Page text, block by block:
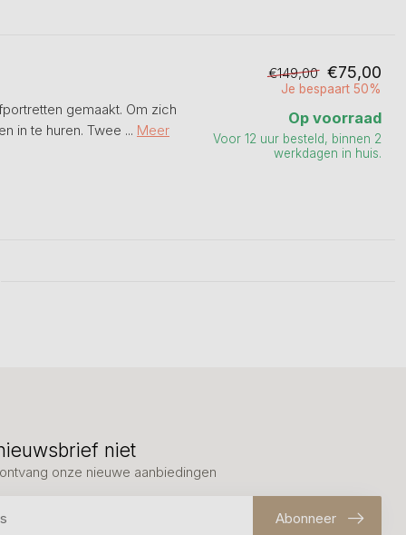
gemaakt. Om zich
in te huren. Twee ... Meer
€149,00 €75,00
Je bespaart 50%
Op voorraad
Voor 12 uur besteld, binnen 2
werkdagen in huis.
niet
onze nieuwe aanbiedingen
Abonneer